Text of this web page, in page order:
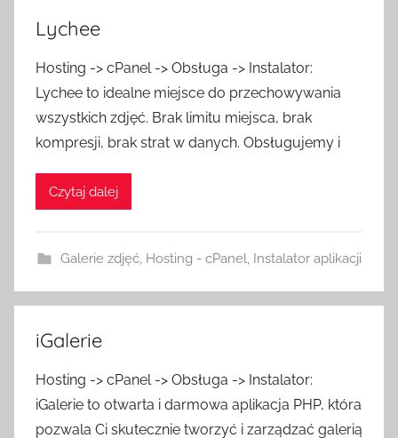
Lychee
Hosting -> cPanel -> Obsługa -> Instalator:
Lychee to idealne miejsce do przechowywania
wszystkich zdjęć. Brak limitu miejsca, brak
kompresji, brak strat w danych. Obsługujemy i
Czytaj dalej
Galerie zdjęć, Hosting - cPanel, Instalator aplikacji
iGalerie
Hosting -> cPanel -> Obsługa -> Instalator:
iGalerie to otwarta i darmowa aplikacja PHP, która
pozwala Ci skutecznie tworzyć i zarządzać galerią